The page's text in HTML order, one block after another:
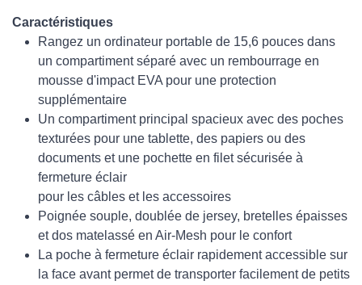
Caractéristiques
Rangez un ordinateur portable de 15,6 pouces dans
un compartiment séparé avec un rembourrage en
mousse d'impact EVA pour une protection
supplémentaire
Un compartiment principal spacieux avec des poches
texturées pour une tablette, des papiers ou des
documents et une pochette en filet sécurisée à
fermeture éclair
pour les câbles et les accessoires
Poignée souple, doublée de jersey, bretelles épaisses
et dos matelassé en Air-Mesh pour le confort
La poche à fermeture éclair rapidement accessible sur
la face avant permet de transporter facilement de petits